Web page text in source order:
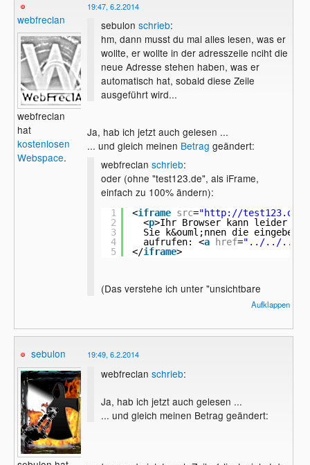
webfreclan
webfreclan
hat
kostenlosen
Webspace.
19:47, 6.2.2014
sebulon schrieb:
hm, dann musst du mal alles lesen, was er
wollte, er wollte in der adresszeile nciht die
neue Adresse stehen haben, was er
automatisch hat, sobald diese Zeile
ausgeführt wird...
Ja, hab ich jetzt auch gelesen ...
... und gleich meinen Betrag geändert:
webfreclan schrieb:
oder (ohne "test123.de", als iFrame,
einfach zu 100% ändern):
1
2
3
4
5
<iframe src="http://test123.de
<p>Ihr Browser kann leider
Sie k&ouml;nnen die
aufrufen: <a href="../../../
</iframe>
(Das verstehe ich unter "unsichtbare
Aufklappen
sebulon 19:49, 6.2.2014
webfreclan schrieb:
Ja, hab ich jetzt auch gelesen ...
... und gleich meinen Betrag geändert: